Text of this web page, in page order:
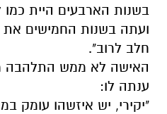
בשנות הארבעים היית
ועתה בשנות החמישים את
חלב לרוב".
האישה לא ממש התלהבה
ענתה לו:
"יקירי, יש איזשהו עומק